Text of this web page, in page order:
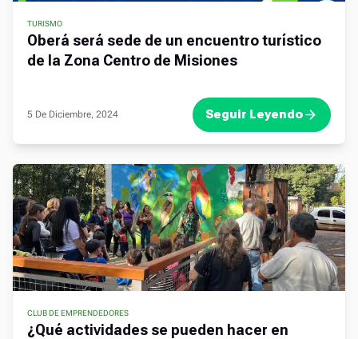
TURISMO
Oberá será sede de un encuentro turístico
de la Zona Centro de Misiones
5 De Diciembre, 2024 Seguir Leyendo
CLUB DE EMPRENDEDORES
¿Qué actividades se pueden hacer en